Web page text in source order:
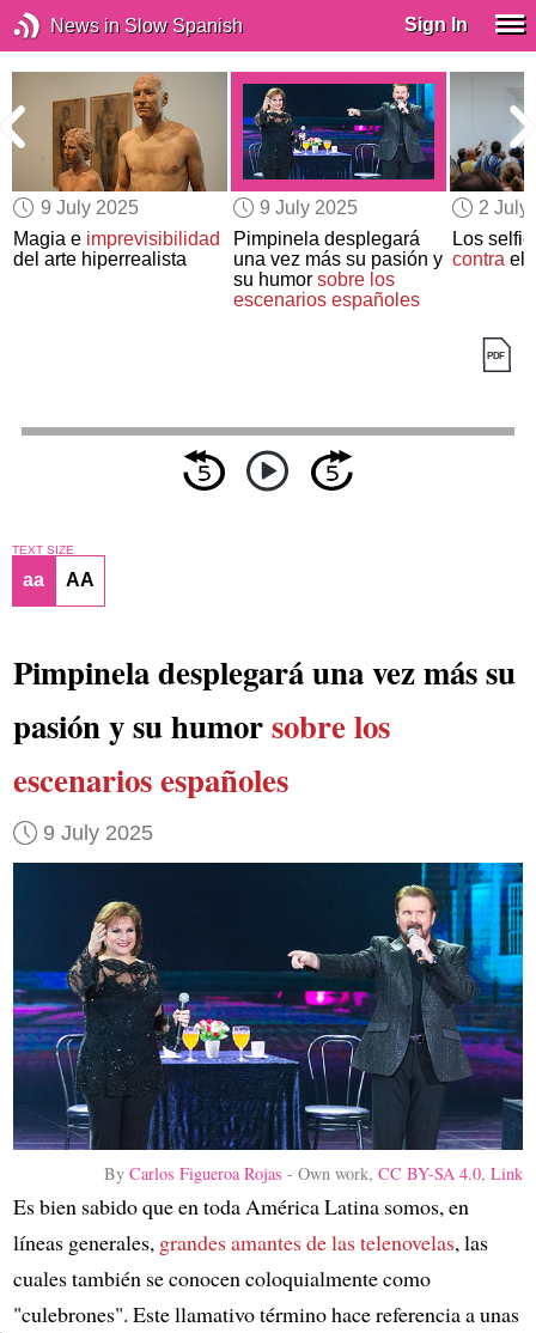
News in Slow Spanish Sign In
9 July 2025
Magia e imprevisibilidad
del arte hiperrealista
9 July 2025
Pimpinela desplegará
una vez más su pasión y
su humor sobre los
escenarios españoles
2 July
Los
contrael
TEXT SIZE
aa AA
Pimpinela desplegará una vez más su
pasión y su humorsobre los
escenarios españoles
9 July 2025
ByCarlos Figueroa Rojas -Own work,CC BY-SA 4.0,Link
Es bien sabido que en toda América Latina somos, en
líneas generales, grandes amantes de las telenovelas, las
cuales también se conocen coloquialmente como
"culebrones". Este llamativo término hace referencia a unas